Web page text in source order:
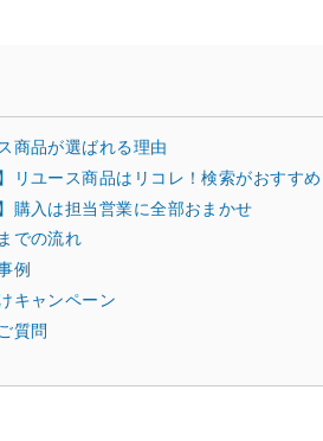
商品が選ばれる理由
リユース商品はリコレ！検索がおすすめ
購入は担当営業に全部おまかせ
での流れ
例
キャンペーン
質問